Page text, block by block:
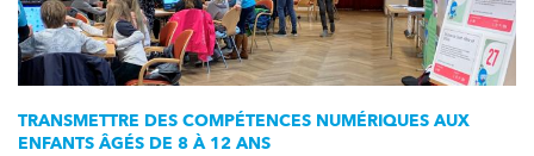
TRANSMETTRE DES COMPÉTENCES NUMÉRIQUES AUX
ENFANTS ÂGÉS DE 8 À 12 ANS